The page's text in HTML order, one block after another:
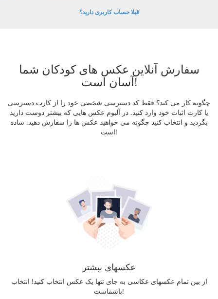
قبلا حساب کاربری دارید؟
سفارش آنلاین عکس های کودکان شما
آسان است!
چگونه کار می کند؟ فقط کد دسترسی شخصی خود را از کارت دسترسی
یا کارت اثبات خود وارد کنید. در آلبوم عکس هایی که بیشتر دوست دارید
بگردید و انتخاب کنید چگونه می خواهید عکس ها را سفارش دهید. ساده
است!
عکسهای بیشتر
از بین تمام عکسهای عکاسی به جای تنها یک عکس انتخاب کنید! انتخاب
باشماست!